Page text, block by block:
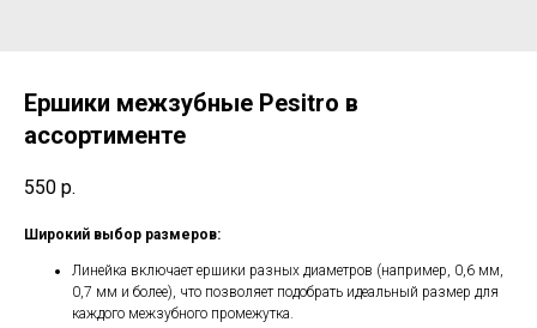
Ершики межзубные Pesitro в
ассортименте
550 р.
Широкий выбор размеров:
Линейка включает ершики разных диаметров (например, 0,6 мм,
0,7 мм и более), что позволяет подобрать идеальный размер для
каждого межзубного промежутка.